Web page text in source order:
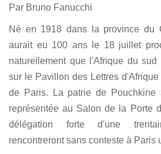
Par Bruno Fanucchi
Né en 1918 dans la province du
aurait eu 100 ans le 18 juillet
naturellement que l'Afrique du
sur le Pavillon des Lettres
de Paris. La patrie de Pouchkine
représentée au Salon de la Porte
délégation forte d'une
rencontreront sans conteste à Paris